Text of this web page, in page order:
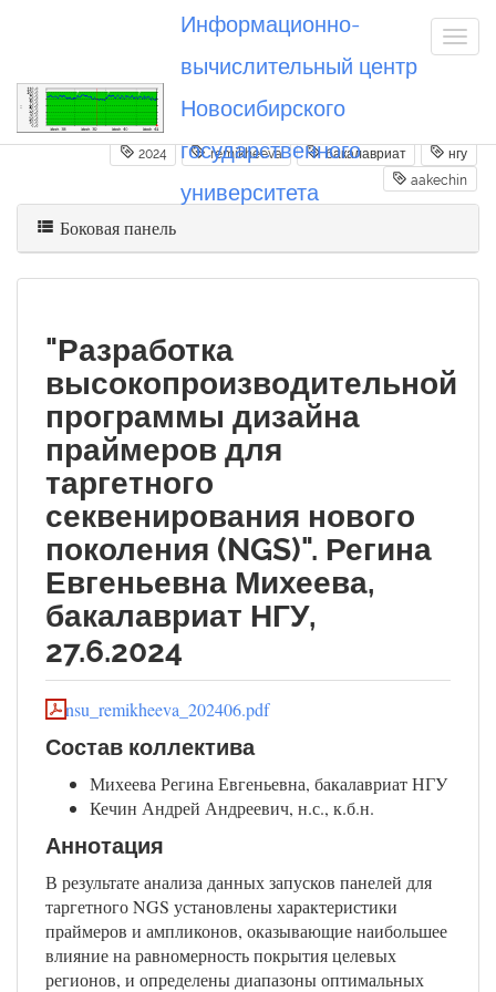
Информационно-
вычислительный центр
Новосибирского
государственного
университета
Вы посетили 20240627_remikheeva
2024 remikheeva бакалавриат
нгу
aakechin
Боковая панель
"Разработка
высокопроизводительной
программы дизайна
праймеров для
таргетного
секвенирования нового
поколения (NGS)". Регина
Евгеньевна Михеева,
бакалавриат НГУ,
27.6.2024
nsu_remikheeva_202406.pdf
Состав коллектива
Михеева Регина Евгеньевна, бакалавриат НГУ
Кечин Андрей Андреевич, н.с., к.б.н.
Аннотация
В результате анализа данных запусков панелей для
таргетного NGS установлены характеристики
праймеров и ампликонов, оказывающие наибольшее
влияние на равномерность покрытия целевых
регионов, и определены диапазоны оптимальных